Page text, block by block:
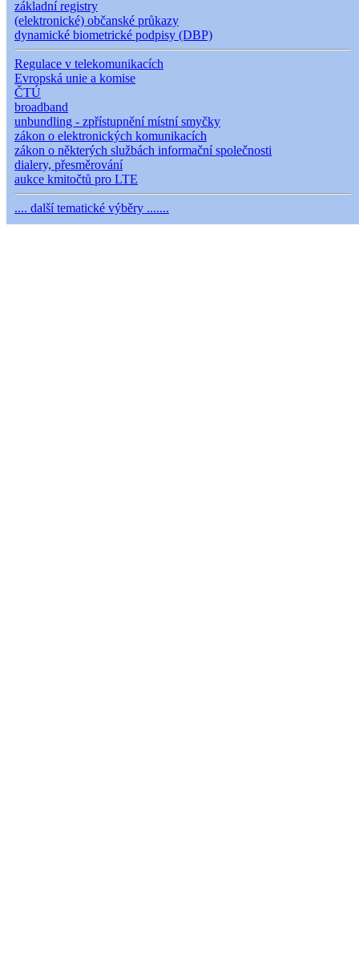
základní registry
(elektronické) občanské průkazy
dynamické biometrické podpisy (DBP)
Regulace v telekomunikacích
Evropská unie a komise
ČTÚ
broadband
unbundling - zpřístupnění místní smyčky
zákon o elektronických komunikacích
zákon o některých službách informační společnosti
dialery, přesměrování
aukce kmitočtů pro LTE
.... další tematické výběry .......